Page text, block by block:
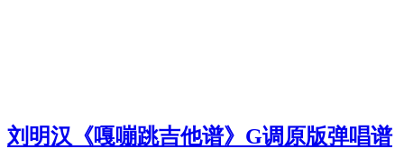
刘明汉《嘎嘣跳吉他谱》G调原版弹唱谱